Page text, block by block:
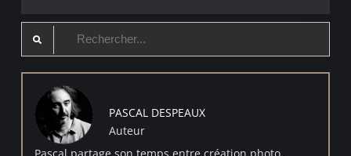
Search
PASCAL DESPEAUX
Auteur
Pascal partage son temps entre création photo,